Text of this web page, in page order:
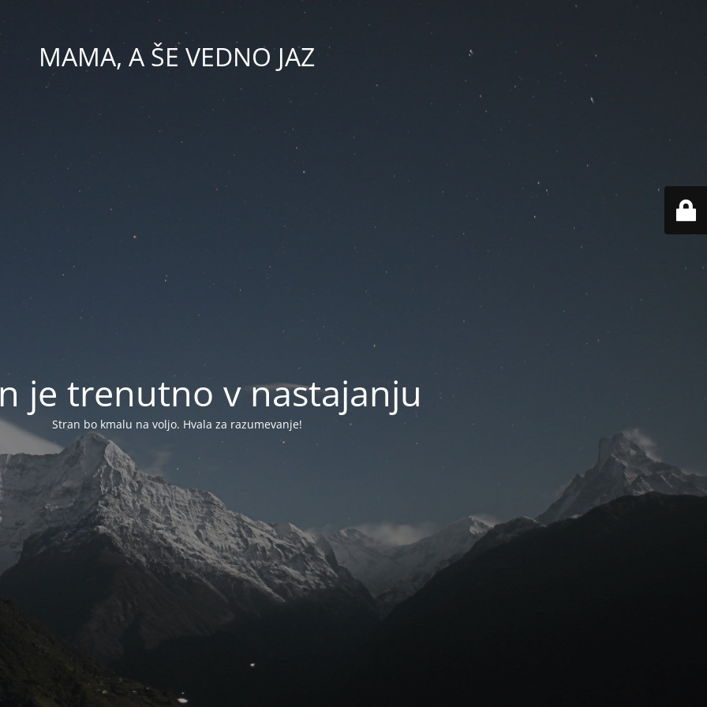
MAMA, A ŠE VEDNO JAZ
je trenutno v nastajanju
Stran bo kmalu na voljo. Hvala za razumevanje!